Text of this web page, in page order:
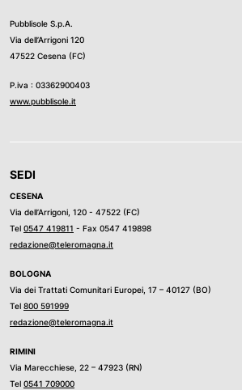
Pubblisole S.p.A.
Via dell’Arrigoni 120
47522 Cesena (FC)
P.iva : 03362900403
www.pubblisole.it
SEDI
CESENA
Via dell’Arrigoni, 120 - 47522 (FC)
Tel 0547 419811 - Fax 0547 419898
redazione@teleromagna.it
BOLOGNA
Via dei Trattati Comunitari Europei, 17 – 40127 (BO)
Tel 800 591999
redazione@teleromagna.it
RIMINI
Via Marecchiese, 22 – 47923 (RN)
Tel 0541 709000